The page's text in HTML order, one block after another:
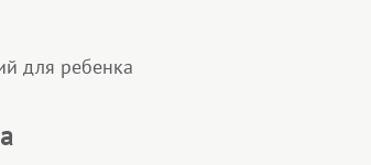
для ребенка